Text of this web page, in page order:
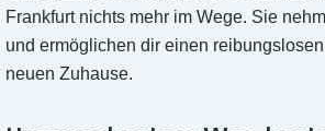
Frankfurt nichts mehr im Wege. Sie
und ermöglichen dir einen
neuen Zuhause.